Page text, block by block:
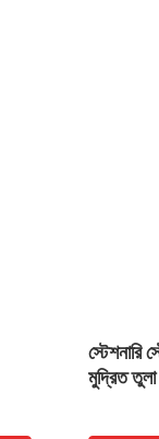
স্টেশনারি
মুদ্রিত তুলা